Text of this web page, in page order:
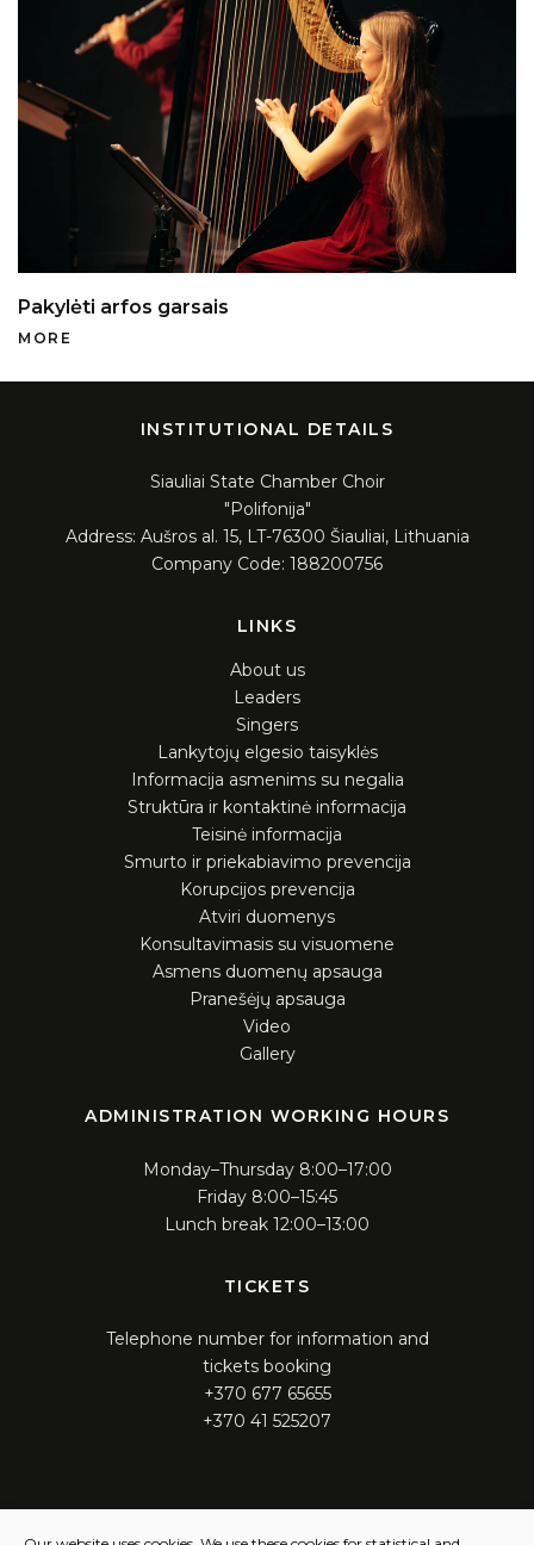
Pakylėti arfos garsais
MORE
INSTITUTIONAL DETAILS
Siauliai State Chamber Choir
"Polifonija"
Address: Aušros al. 15, LT-76300 Šiauliai, Lithuania
Company Code: 188200756
LINKS
About us
Leaders
Singers
Lankytojų elgesio taisyklės
Informacija asmenims su negalia
Struktūra ir kontaktinė informacija
Teisinė informacija
Smurto ir priekabiavimo prevencija
Korupcijos prevencija
Atviri duomenys
Konsultavimasis su visuomene
Asmens duomenų apsauga
Pranešėjų apsauga
Video
Gallery
ADMINISTRATION WORKING HOURS
Monday–Thursday 8:00–17:00
Friday 8:00–15:45
Lunch break 12:00–13:00
TICKETS
Telephone number for information and
tickets booking
+370 677 65655
+370 41 525207